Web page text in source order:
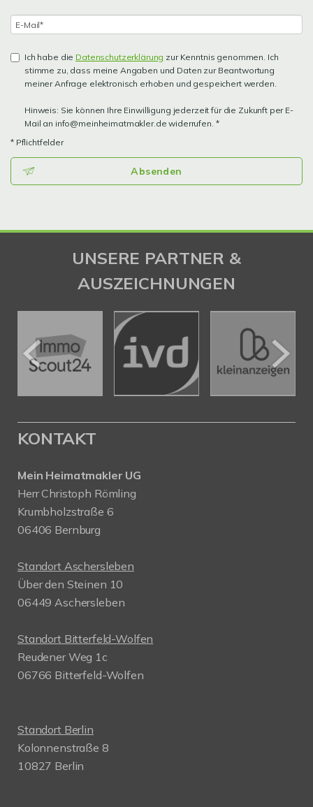
Ich habe die Datenschutzerklärung zur Kenntnis genommen. Ich
stimme zu, dass meine Angaben und Daten zur Beantwortung
meiner Anfrage elektronisch erhoben und gespeichert werden.
Hinweis: Sie können Ihre Einwilligung jederzeit für die Zukunft per E-
Mail an info@meinheimatmakler.de widerrufen. *
* Pflichtfelder
Absenden
UNSERE PARTNER &
AUSZEICHNUNGEN
KONTAKT
Mein Heimatmakler UG
Herr Christoph Römling
Krumbholzstraße 6
06406 Bernburg
Standort Aschersleben
Über den Steinen 10
06449 Aschersleben
Standort Bitterfeld-Wolfen
Reudener Weg 1c
06766 Bitterfeld-Wolfen
Standort Berlin
Kolonnenstraße 8
10827 Berlin